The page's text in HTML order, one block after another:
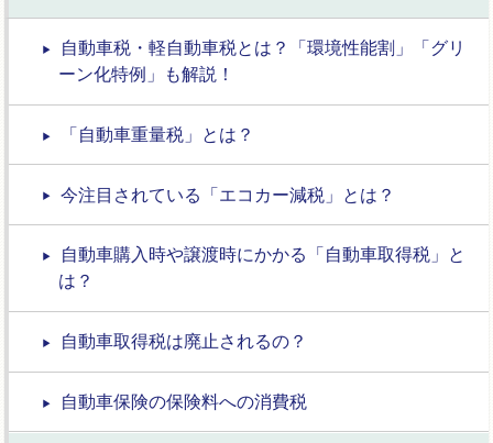
自動車税・軽自動車税とは？「環境性能割」「グリ
ーン化特例」も解説！
「自動車重量税」とは？
今注目されている「エコカー減税」とは？
自動車購入時や譲渡時にかかる「自動車取得税」と
は？
自動車取得税は廃止されるの？
自動車保険の保険料への消費税